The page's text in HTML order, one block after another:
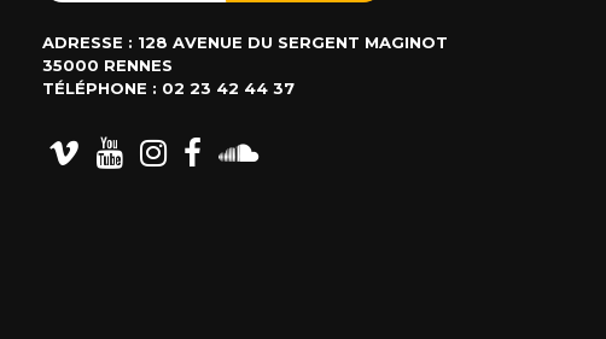
ADRESSE : 128 AVENUE DU SERGENT MAGINOT
35000 RENNES
TÉLÉPHONE : 02 23 42 44 37